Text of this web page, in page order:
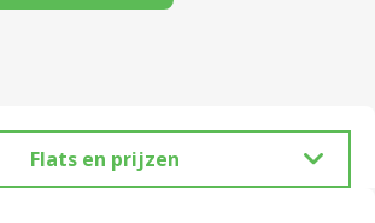
Flats en prijzen